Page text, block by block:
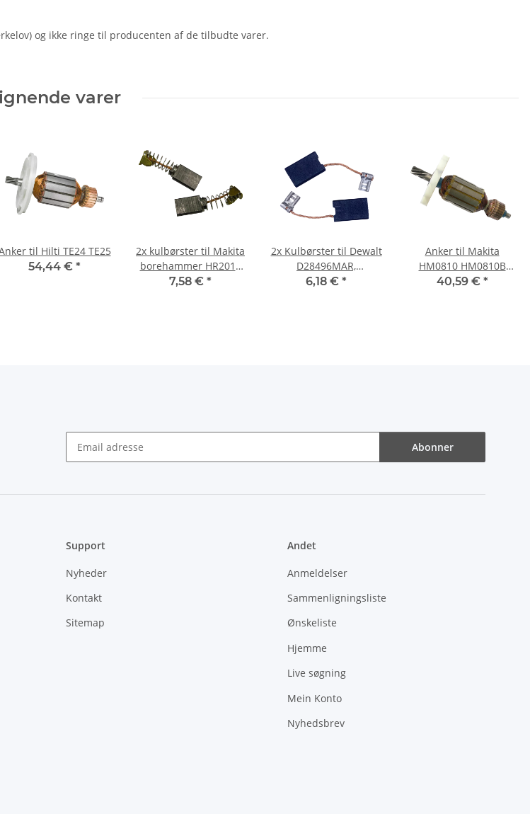
og ikke ringe til producenten af ​​de tilbudte varer.
varer
til Hilti TE24 TE25
54,44 € *
2x kulbørster til Makita
borehammer HR2010
9,9 x 5,9 x 15,2 mm
7,58 € *
2x Kulbørster til Dewalt
D28496MAR,
D28496MB2, DWE4557
6,18 € *
Anker til Makita
HM0810 HM0810B
HM0810T
40,59 € *
Abonner
Support
Nyheder
Kontakt
Sitemap
Andet
Anmeldelser
Sammenligningsliste
Ønskeliste
Hjemme
Live søgning
Mein Konto
Nyhedsbrev